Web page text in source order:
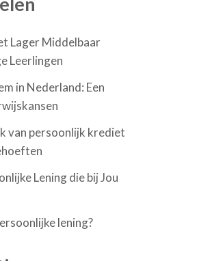
Lager Middelbaar
Leerlingen
in Nederland: Een
van persoonlijk krediet
Lening die bij Jou
lening?